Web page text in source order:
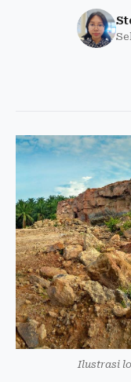
Ilustrasi